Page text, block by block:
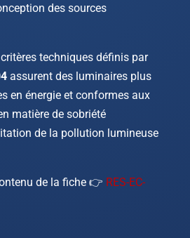
des sources
techniques définis par
assurent des luminaires plus
en énergie et conformes aux
matière de sobriété
de la pollution lumineuse
de la fiche 👉 RES-EC-